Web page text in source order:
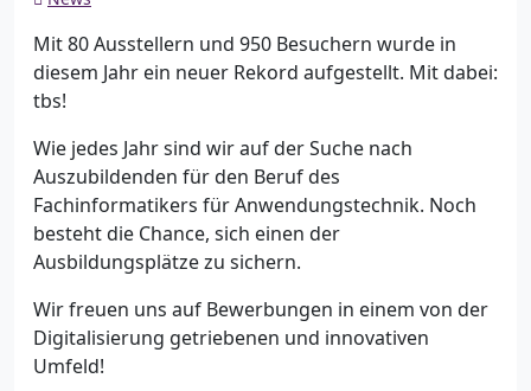
Mit 80 Ausstellern und 950 Besuchern wurde in
diesem Jahr ein neuer Rekord aufgestellt. Mit dabei:
tbs!
Wie jedes Jahr sind wir auf der Suche nach
Auszubildenden für den Beruf des
Fachinformatikers für Anwendungstechnik. Noch
besteht die Chance, sich einen der
Ausbildungsplätze zu sichern.
Wir freuen uns auf Bewerbungen in einem von der
Digitalisierung getriebenen und innovativen
Umfeld!